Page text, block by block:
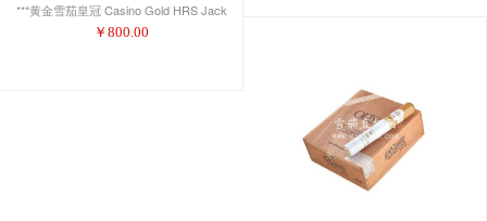
***黄金雪茄皇冠 Casino Gold HRS Jack
￥ 800.00